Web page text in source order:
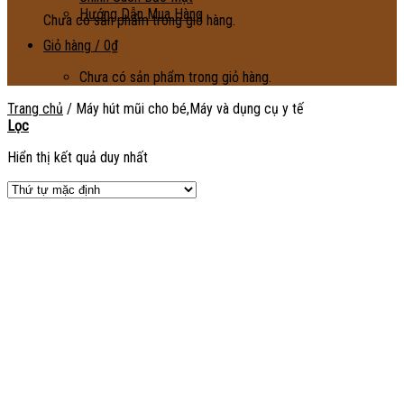
Chưa có sản phẩm trong giỏ hàng.
Hướng Dẫn Mua Hàng
Giỏ hàng / 0₫
Chưa có sản phẩm trong giỏ hàng.
Trang chủ / Máy hút mũi cho bé,Máy và dụng cụ y tế
Lọc
Hiển thị kết quả duy nhất